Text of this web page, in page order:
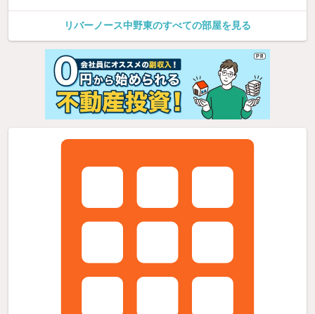
リバーノース中野東のすべての部屋を見る